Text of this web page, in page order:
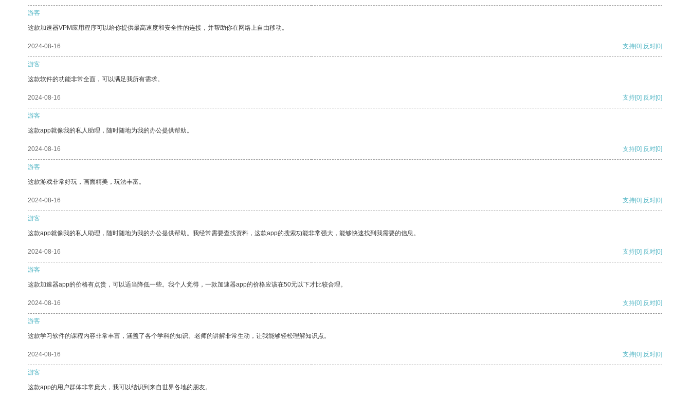
游客
这款加速器VPM应用程序可以给你提供最高速度和安全性的连接，并帮助你在网络上自由移动。
2024-08-16 支持[0] 反对[0]
游客
这款软件的功能非常全面，可以满足我所有需求。
2024-08-16 支持[0] 反对[0]
游客
这款app就像我的私人助理，随时随地为我的办公提供帮助。
2024-08-16 支持[0] 反对[0]
游客
这款游戏非常好玩，画面精美，玩法丰富。
2024-08-16 支持[0] 反对[0]
游客
这款app就像我的私人助理，随时随地为我的办公提供帮助。我经常需要查找资料，这款app的搜索功能非常强大，能够快速找到我需要的信息。
2024-08-16 支持[0] 反对[0]
游客
这款加速器app的价格有点贵，可以适当降低一些。我个人觉得，一款加速器app的价格应该在50元以下才比较合理。
2024-08-16 支持[0] 反对[0]
游客
这款学习软件的课程内容非常丰富，涵盖了各个学科的知识。老师的讲解非常生动，让我能够轻松理解知识点。
2024-08-16 支持[0] 反对[0]
游客
这款app的用户群体非常庞大，我可以结识到来自世界各地的朋友。